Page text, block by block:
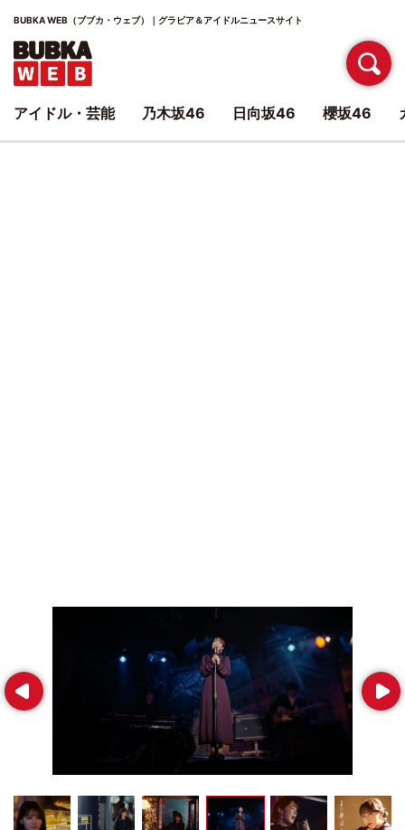
BUBKA WEB（ブブカ・ウェブ）｜グラビア＆アイドルニュースサイト
Prev Next
アイドル・芸能 乃木坂46 日向坂46 櫻坂46